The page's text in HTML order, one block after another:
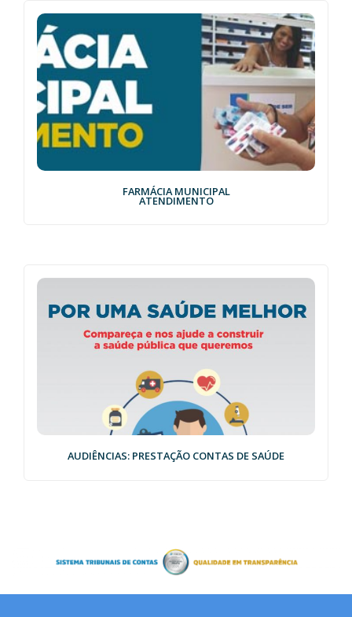
FARMÁCIA MUNICIPAL
ATENDIMENTO
AUDIÊNCIAS: PRESTAÇÃO CONTAS DE SAÚDE